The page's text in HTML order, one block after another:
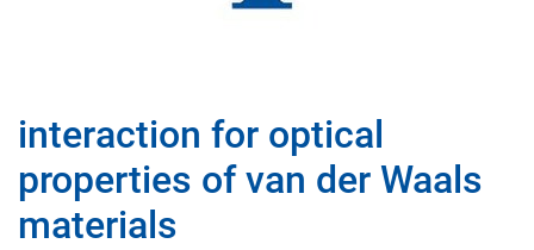
interaction for optical
properties of van der Waals
materials